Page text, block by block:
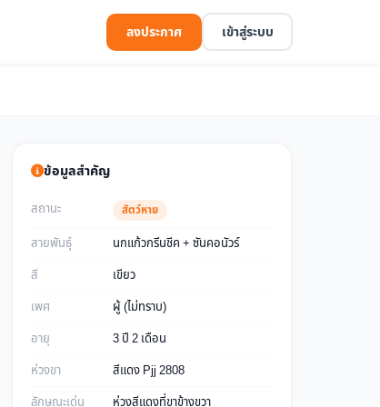
ลงประกาศ เข้าสู่ระบบ
ข้อมูลสำคัญ
สถานะ สัตว์หาย
สายพันธุ์
นกแก้วกรีนชีค + ซันคอนัวร์
สี
เขียว
เพศ
ผู้ (ไม่ทราบ)
อายุ
3 ปี 2 เดือน
ห่วงขา
สีแดง Pjj 2808
ลักษณะเด่น
ห่วงสีแดงที่ขาข้างขวา